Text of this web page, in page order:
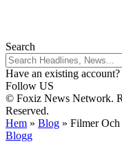
Search
Have an existing account?
Follow US
© Foxiz News Network.
Reserved.
Hem » Blog » Filmer
Blogg